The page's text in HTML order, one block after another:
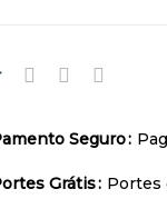
Seguro
Grátis Portes